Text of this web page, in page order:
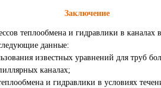
Заключение
теплообмена и гидравлики в
данные:
известных уравнений для труб
каналах;
и гидравлики в условиях